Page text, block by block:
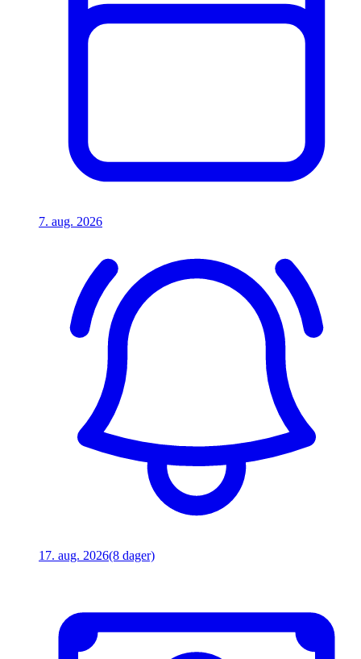
7. aug. 2026
17. aug. 2026(8 dager)